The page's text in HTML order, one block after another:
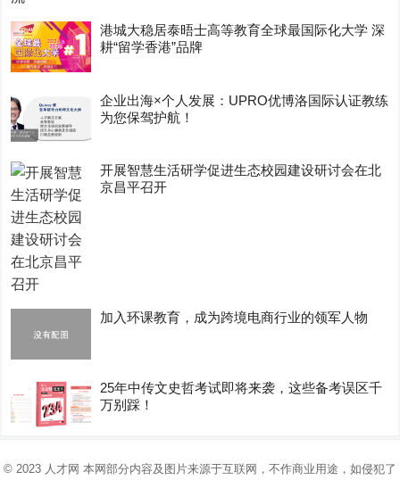
港城大稳居泰晤士高等教育全球最国际化大学 深
耕“留学香港”品牌
企业出海×个人发展：UPRO优博洛国际认证教练
为您保驾护航！
开展智慧生活研学促进生态校园建设研讨会在北
京昌平召开
加入环课教育，成为跨境电商行业的领军人物
25年中传文史哲考试即将来袭，这些备考误区千
万别踩！
© 2023 人才网 本网部分内容及图片来源于互联网，不作商业用途，如侵犯了